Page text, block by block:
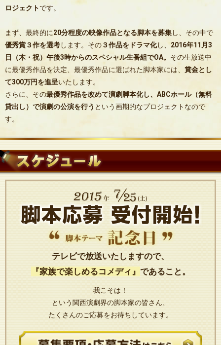
ロジェクトです。
まず、最終的に20分程度の映像作品となる脚本を募集し、その中で
優秀賞３作を選考します。その３作品をドラマ化し、2016年11月3
日（木・祝）午後3時からのスペシャル生番組でOA。 その生放送中
に最優秀作品を決定、最優秀作品に選ばれた脚本家には、 賞金とし
て300万円を進呈いたします。
さらに、その最優秀作品を改めて演劇脚本化し、ABCホール（無料
貸出し）で演劇の公演を行う という画期的なプロジェクトなので
す。
テレビで放送いたしますので、
『家族で楽しめるコメディ』 であること。
我こそは！
という関西演劇界の脚本家の皆さん、
たくさんのご応募をお待ちしています。